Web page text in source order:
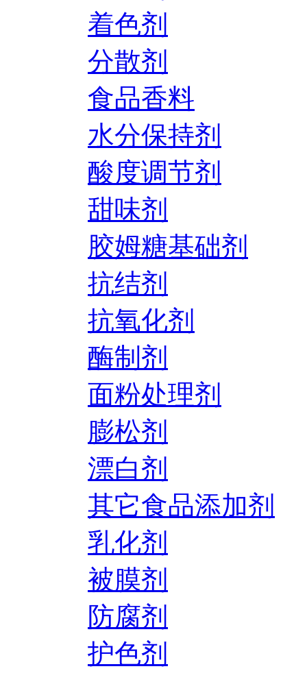
着色剂
分散剂
食品香料
水分保持剂
酸度调节剂
甜味剂
胶姆糖基础剂
抗结剂
抗氧化剂
酶制剂
面粉处理剂
膨松剂
漂白剂
其它食品添加剂
乳化剂
被膜剂
防腐剂
护色剂